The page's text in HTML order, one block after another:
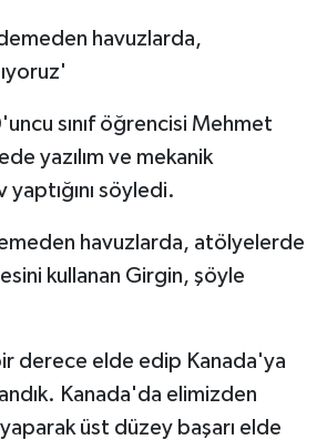
havuzlarda,
sınıf öğrencisi Mehmet
yazılım ve mekanik
yaptığını söyledi.
havuzlarda, atölyelerde
kullanan Girgin, şöyle
derece elde edip Kanada'ya
Kanada'da elimizden
üst düzey başarı elde